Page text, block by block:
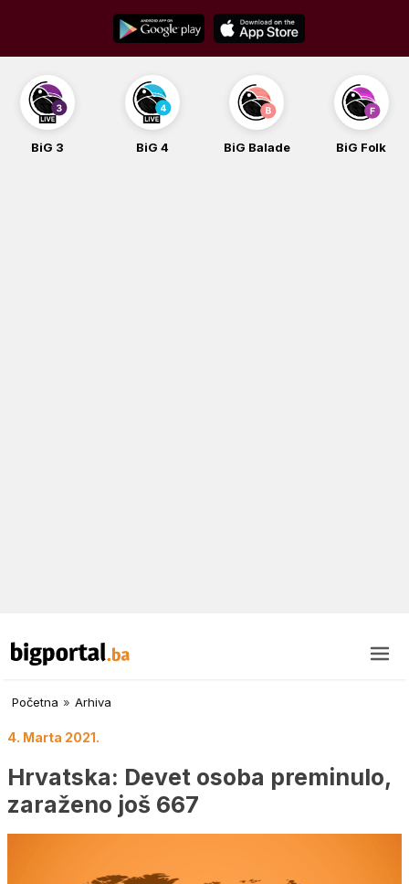
content
BiG 3 BiG 4 BiG Balade BiG Folk
Početna » Arhiva
4. Marta 2021.
Hrvatska: Devet osoba preminulo,
zaraženo još 667